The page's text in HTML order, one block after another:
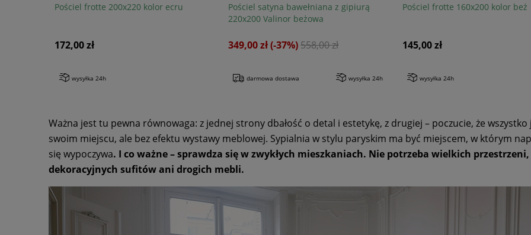
Pościel frotte 200x220 kolor ecru
172,00 zł
wysyłka 24h
Pościel satyna bawełniana z gipiurą
220x200 Valinor beżowa
349,00 zł(-37%)558,00 zł
darmowa dostawa wysyłka 24h
Pościel frotte 160x200 kolor beż
145,00 zł
wysyłka 24h
Ważna jest tu pewna równowaga: z jednej strony dbałość o detal i estetykę, z drugiej – poczucie, że wszystko
swoim miejscu, ale bez efektu wystawy meblowej. Sypialnia w stylu paryskim ma być miejscem, w którym
się wypoczywa. I co ważne – sprawdza się w zwykłych mieszkaniach. Nie potrzeba wielkich przestrzeni,
dekoracyjnych sufitów ani drogich mebli.